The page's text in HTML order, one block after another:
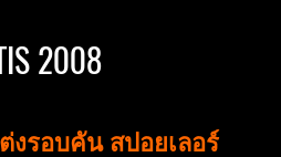
2008
งรอบคัน สปอยเลอร์